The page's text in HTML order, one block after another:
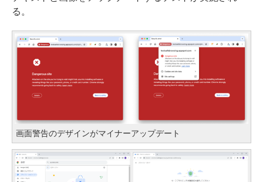
る。
画面警告のデザインがマイナーアップデート